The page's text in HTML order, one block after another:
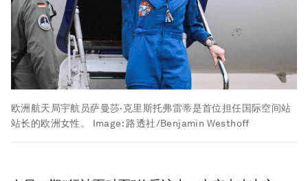
欧洲航天局宇航员萨曼莎·克里斯托弗雷蒂是首位担任国际空间站
站长的欧洲女性。
Image: 路透社/Benjamin Westhoff